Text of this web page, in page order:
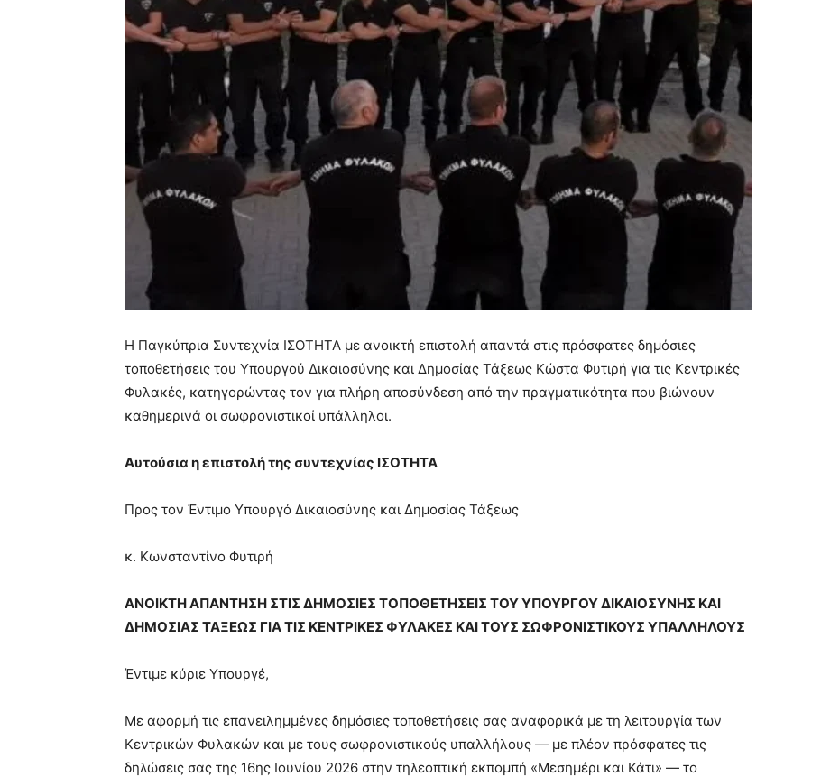
Η Παγκύπρια Συντεχνία ΙΣΟΤΗΤΑ με ανοικτή επιστολή απαντά στις πρόσφατες δημόσιες
τοποθετήσεις του Υπουργού Δικαιοσύνης και Δημοσίας Τάξεως Κώστα Φυτιρή για τις Κεντρικές
Φυλακές, κατηγορώντας τον για πλήρη αποσύνδεση από την πραγματικότητα που βιώνουν
καθημερινά οι σωφρονιστικοί υπάλληλοι.
Αυτούσια η επιστολή της συντεχνίας ΙΣΟΤΗΤΑ
Προς τον Έντιμο Υπουργό Δικαιοσύνης και Δημοσίας Τάξεως
κ. Κωνσταντίνο Φυτιρή
ΑΝΟΙΚΤΗ ΑΠΑΝΤΗΣΗ ΣΤΙΣ ΔΗΜΟΣΙΕΣ ΤΟΠΟΘΕΤΗΣΕΙΣ ΤΟΥ ΥΠΟΥΡΓΟΥ ΔΙΚΑΙΟΣΥΝΗΣ ΚΑΙ
ΔΗΜΟΣΙΑΣ ΤΑΞΕΩΣ ΓΙΑ ΤΙΣ ΚΕΝΤΡΙΚΕΣ ΦΥΛΑΚΕΣ ΚΑΙ ΤΟΥΣ ΣΩΦΡΟΝΙΣΤΙΚΟΥΣ ΥΠΑΛΛΗΛΟΥΣ
Έντιμε κύριε Υπουργέ,
Με αφορμή τις επανειλημμένες δημόσιες τοποθετήσεις σας αναφορικά με τη λειτουργία των
Κεντρικών Φυλακών και με τους σωφρονιστικούς υπαλλήλους — με πλέον πρόσφατες τις
δηλώσεις σας της 16ης Ιουνίου 2026 στην τηλεοπτική εκπομπή «Μεσημέρι και Κάτι» — το